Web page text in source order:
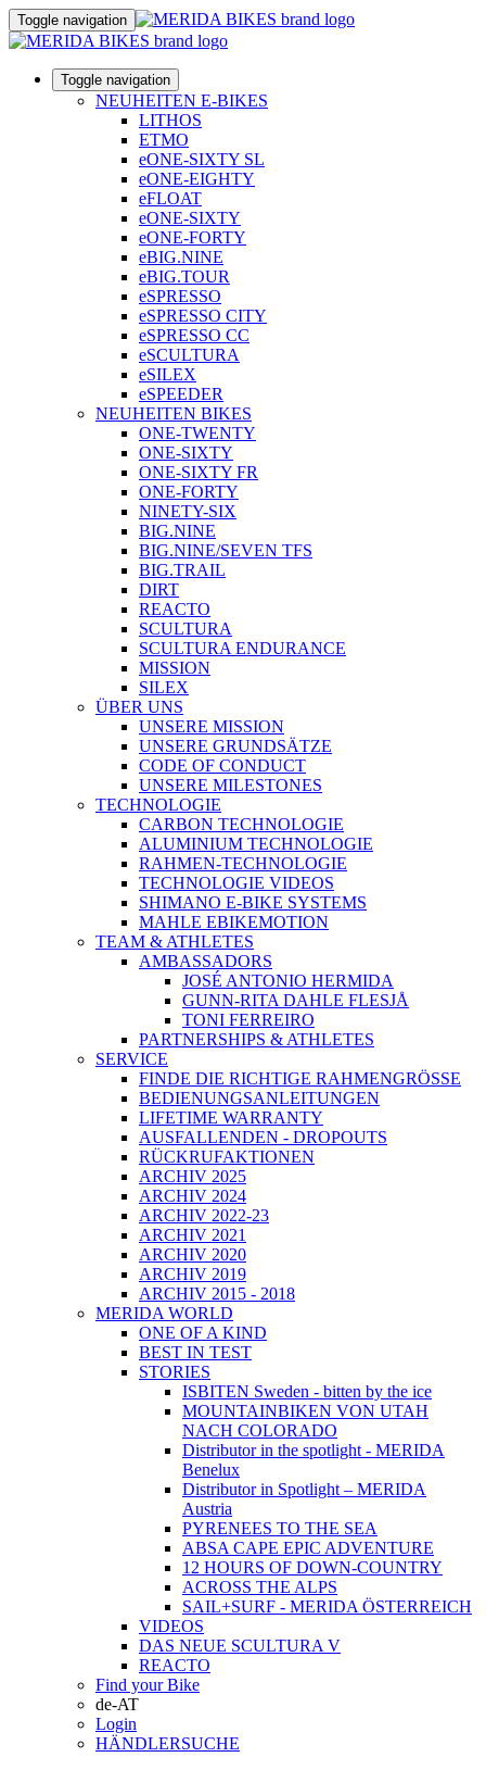
Toggle navigation
Toggle navigation
NEUHEITEN E-BIKES
LITHOS
ETMO
eONE-SIXTY SL
eONE-EIGHTY
eFLOAT
eONE-SIXTY
eONE-FORTY
eBIG.NINE
eBIG.TOUR
eSPRESSO
eSPRESSO CITY
eSPRESSO CC
eSCULTURA
eSILEX
eSPEEDER
NEUHEITEN BIKES
ONE-TWENTY
ONE-SIXTY
ONE-SIXTY FR
ONE-FORTY
NINETY-SIX
BIG.NINE
BIG.NINE/SEVEN TFS
BIG.TRAIL
DIRT
REACTO
SCULTURA
SCULTURA ENDURANCE
MISSION
SILEX
ÜBER UNS
UNSERE MISSION
UNSERE GRUNDSÄTZE
CODE OF CONDUCT
UNSERE MILESTONES
TECHNOLOGIE
CARBON TECHNOLOGIE
ALUMINIUM TECHNOLOGIE
RAHMEN-TECHNOLOGIE
TECHNOLOGIE VIDEOS
SHIMANO E-BIKE SYSTEMS
MAHLE EBIKEMOTION
TEAM & ATHLETES
AMBASSADORS
JOSÉ ANTONIO HERMIDA
GUNN-RITA DAHLE FLESJÅ
TONI FERREIRO
PARTNERSHIPS & ATHLETES
SERVICE
FINDE DIE RICHTIGE RAHMENGRÖSSE
BEDIENUNGSANLEITUNGEN
LIFETIME WARRANTY
AUSFALLENDEN - DROPOUTS
RÜCKRUFAKTIONEN
ARCHIV 2025
ARCHIV 2024
ARCHIV 2022-23
ARCHIV 2021
ARCHIV 2020
ARCHIV 2019
ARCHIV 2015 - 2018
MERIDA WORLD
ONE OF A KIND
BEST IN TEST
STORIES
ISBITEN Sweden - bitten by the ice
MOUNTAINBIKEN VON UTAH
NACH COLORADO
Distributor in the spotlight - MERIDA
Benelux
Distributor in Spotlight – MERIDA
Austria
PYRENEES TO THE SEA
ABSA CAPE EPIC ADVENTURE
12 HOURS OF DOWN-COUNTRY
ACROSS THE ALPS
SAIL+SURF - MERIDA ÖSTERREICH
VIDEOS
DAS NEUE SCULTURA V
REACTO
Find your Bike
de-AT
Login
HÄNDLERSUCHE